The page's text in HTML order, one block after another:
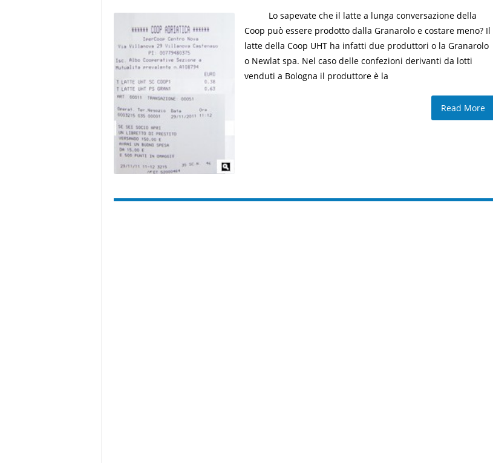
Lo sapevate che il latte a lunga conversazione della
Coop può essere prodotto dalla Granarolo e costare meno? Il
latte della Coop UHT ha infatti due produttori o la Granarolo
o Newlat spa. Nel caso delle confezioni derivanti da lotti
venduti a Bologna il produttore è la
Read More